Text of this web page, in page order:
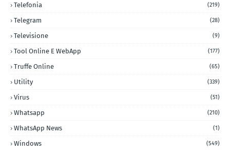
Telefonia (219)
Telegram (28)
Televisione (9)
Tool Online E WebApp (177)
Truffe Online (65)
Utility (339)
Virus (51)
Whatsapp (210)
WhatsApp News (1)
Windows (549)